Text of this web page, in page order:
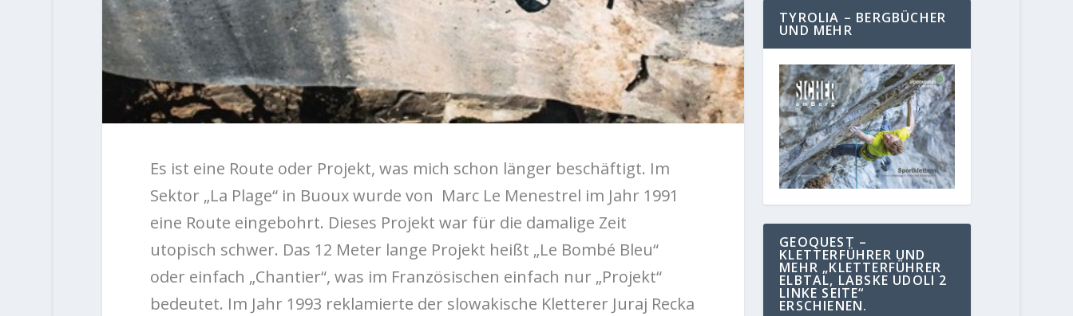
Es ist eine Route oder Projekt, was mich schon länger beschäftigt. Im
Sektor „La Plage“ in Buoux wurde von Marc Le Menestrel im Jahr 1991
eine Route eingebohrt. Dieses Projekt war für die damalige Zeit
utopisch schwer. Das 12 Meter lange Projekt heißt „Le Bombé Bleu“
oder einfach „Chantier“, was im Französischen einfach nur „Projekt“
bedeutet. Im Jahr 1993 reklamierte der slowakische Kletterer Juraj Recka
TYROLIA – BERGBÜCHER
UND MEHR
GEOQUEST –
KLETTERFÜHRER UND
MEHR „KLETTERFÜHRER
ELBTAL, LABSKE UDOLI 2
LINKE SEITE“
ERSCHIENEN.